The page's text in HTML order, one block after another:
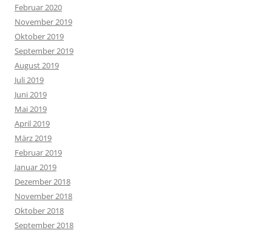
Februar 2020
November 2019
Oktober 2019
September 2019
August 2019
Juli 2019
Juni 2019
Mai 2019
April 2019
März 2019
Februar 2019
Januar 2019
Dezember 2018
November 2018
Oktober 2018
September 2018